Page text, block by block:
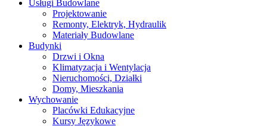
Usługi Budowlane
Projektowanie
Remonty, Elektryk, Hydraulik
Materiały Budowlane
Budynki
Drzwi i Okna
Klimatyzacja i Wentylacja
Nieruchomości, Działki
Domy, Mieszkania
Wychowanie
Placówki Edukacyjne
Kursy Językowe